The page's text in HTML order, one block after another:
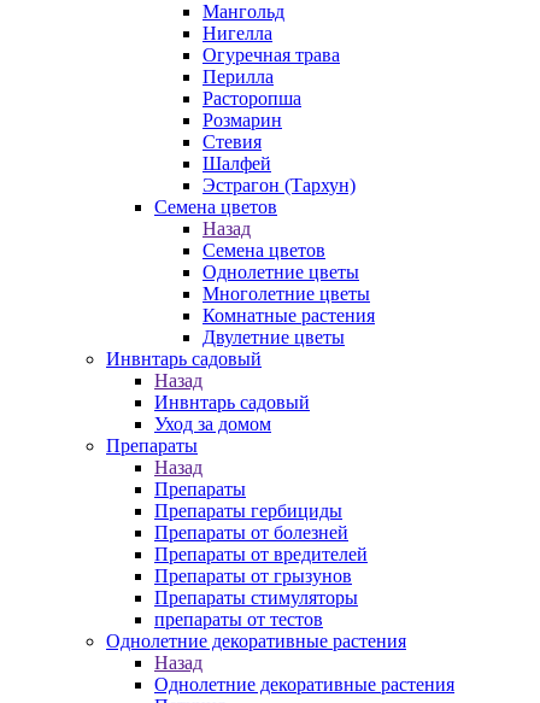
Мангольд
Нигелла
Огуречная трава
Перилла
Расторопша
Розмарин
Стевия
Шалфей
Эстрагон (Тархун)
Семена цветов
Назад
Семена цветов
Однолетние цветы
Многолетние цветы
Комнатные растения
Двулетние цветы
Инвнтарь садовый
Назад
Инвнтарь садовый
Уход за домом
Препараты
Назад
Препараты
Препараты гербициды
Препараты от болезней
Препараты от вредителей
Препараты от грызунов
Препараты стимуляторы
препараты от тестов
Однолетние декоративные растения
Назад
Однолетние декоративные растения